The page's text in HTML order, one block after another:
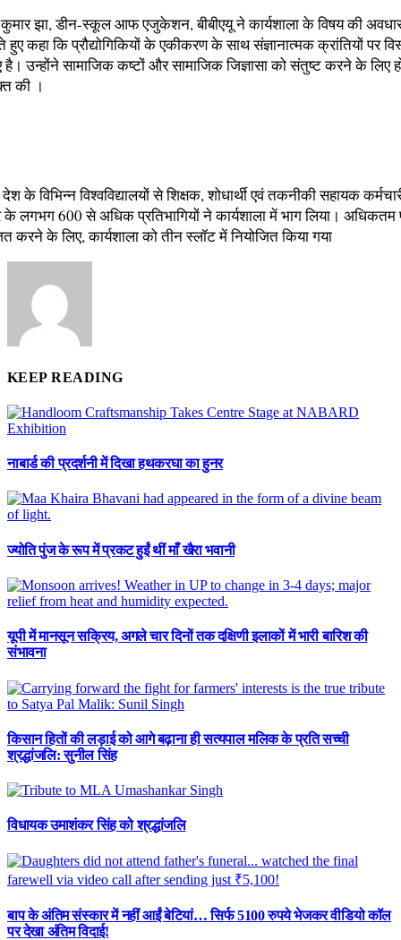
कुमार झा, डीन-स्कूल आफ एजुकेशन, बीबीएयू ने कार्यशाला के विषय की
कहा कि प्रौद्योगिकियों के एकीकरण के साथ संज्ञानात्मक क्रांतियों पर
है। उन्होंने सामाजिक कष्टों और सामाजिक जिज्ञासा को संतुष्ट करने के लिए
की ।
देश के विभिन्न विश्वविद्यालयों से शिक्षक, शोधार्थी एवं तकनीकी सहायक
लगभग 600 से अधिक प्रतिभागियों ने कार्यशाला में भाग लिया। अधिकतम
करने के लिए, कार्यशाला को तीन स्लॉट में नियोजित किया गया
KEEP READING
नाबार्ड की प्रदर्शनी में दिखा हथकरघा का हुनर
ज्योति पुंज के रूप में प्रकट हुईं थीं माँ खैरा भवानी
यूपी में मानसून सक्रिय, अगले चार दिनों तक दक्षिणी इलाकों में भारी बारिश की
संभावना
किसान हितों की लड़ाई को आगे बढ़ाना ही सत्यपाल मलिक के प्रति सच्ची
श्रद्धांजलि: सुनील सिंह
विधायक उमाशंकर सिंह को श्रद्धांजलि
बाप के अंतिम संस्कार में नहीं आईं बेटियां… सिर्फ 5100 रुपये भेजकर वीडियो कॉल
पर देखा अंतिम विदाई!